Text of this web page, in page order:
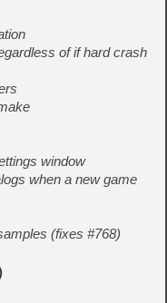
of if hard crash
window
when a new game
(fixes #768)